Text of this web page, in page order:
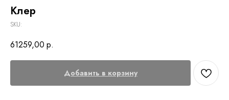
Клер
SKU:
61259,00 р.
Добавить в корзину